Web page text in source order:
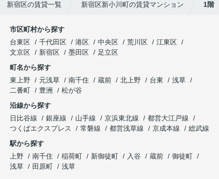
新宿区の賃貸一覧 新宿区新小川町の賃貸マンション 1階
市区町村から探す
台東区
千代田区 港区 中央区 荒川区
江東区
文京区
新宿区 墨田区
足立区
町名から探す
東上野
元浅草 南千住 蔵前 北上野 台東
浅草
二番町
豊洲
松が谷
沿線から探す
日比谷線
銀座線 山手線 京浜東北線
都営大江戸線
つくばエクスプレス
常磐線 都営浅草線 京成本線
総武線
駅から探す
上野
南千住 稲荷町 新御徒町 入谷 蔵前
御徒町
浅草
田原町 浅草